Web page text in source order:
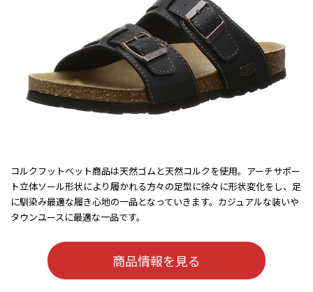
コルクフットベット商品は天然ゴムと天然コルクを使用。アーチサポー
ト立体ソール形状により履かれる方々の足型に徐々に形状変化をし、足
に馴染み最適な履き心地の一品となっていきます。カジュアルな装いや
タウンユースに最適な一品です。
商品情報を見る